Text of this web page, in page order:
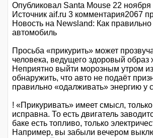
Опубликовал Santa Mouse 22
Источник aif.ru 3 комментария2067
Новость на Newsland: Как правильно
автомобиль
Просьба «прикурить» может
человека, ведущего здоровый образ
Неприятно выйти морозным утром
обнаружить, что авто не подаёт
правильно «одалживать» энергию у
! «Прикуривать» имеет смысл,
исправна. То есть двигатель
баке есть топливо, только
Например, вы забыли вечером